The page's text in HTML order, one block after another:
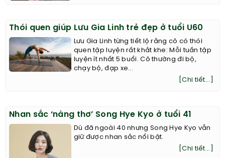
Thói quen giúp Lưu Gia Linh trẻ đẹp ở tuổi U60
Lưu Gia Linh từng tiết lộ rằng cô có thói
quen tập luyện rất khắt khe: Mỗi tuần tập
luyện ít nhất 5 buổi. Cô thường đi bộ,
chạy bộ, đạp xe...
[Chi tiết...]
Nhan sắc ‘nàng thơ’ Song Hye Kyo ở tuổi 41
Dù đã ngoài 40 nhưng Song Hye Kyo vẫn
giữ được nhan sắc nổi bật.
[Chi tiết...]